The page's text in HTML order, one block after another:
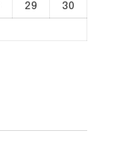
29
30